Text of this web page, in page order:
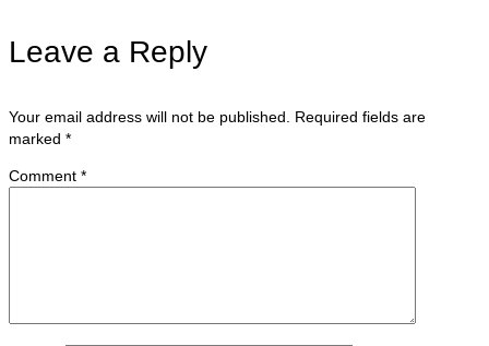
Leave a Reply
Your email address will not be published.
Required fields are
marked *
Comment *